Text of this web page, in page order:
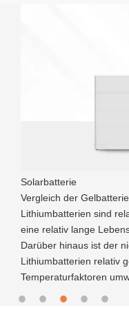
Solarbatterie
Vergleich der
Lithiumbatterien sind
eine relativ lange
Darüber hinaus ist der
Lithiumbatterien relativ
Temperaturfaktoren